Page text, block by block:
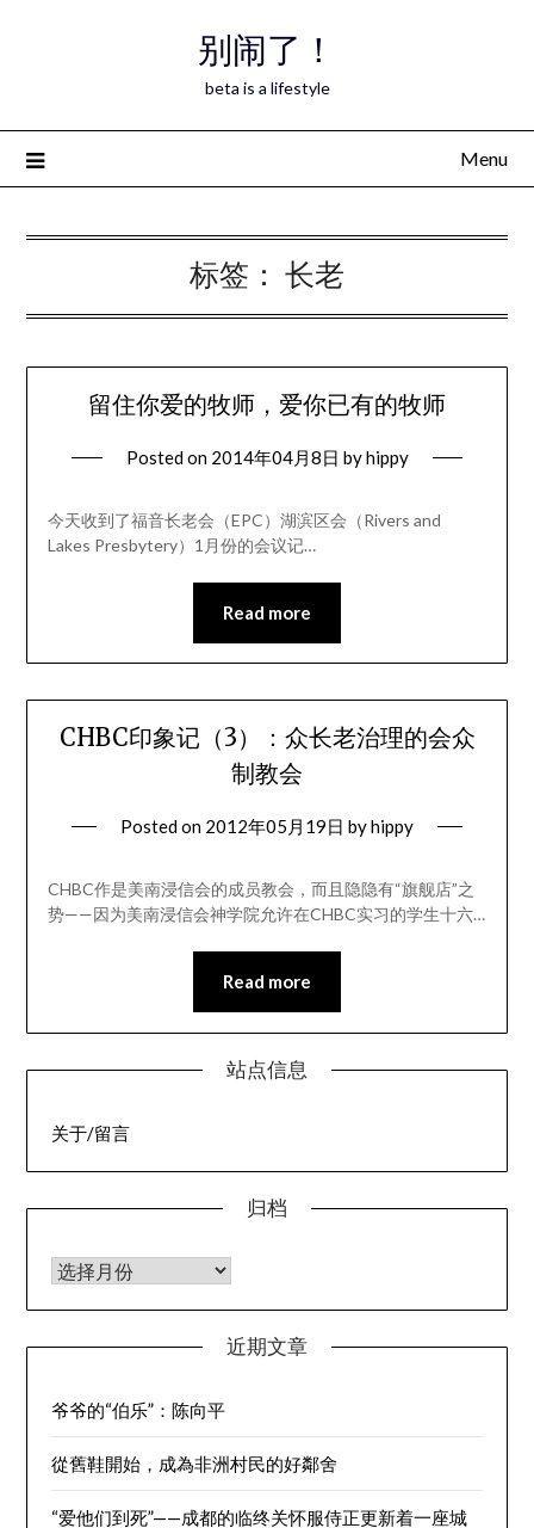
别闹了！
beta is a lifestyle
Menu
标签： 长老
留住你爱的牧师，爱你已有的牧师
Posted on 2014年04月8日 byhippy
今天收到了福音长老会（EPC）湖滨区会（Rivers and
Lakes Presbytery）1月份的会议记…
Read more
CHBC印象记（3）：众长老治理的会众
制教会
Posted on 2012年05月19日 byhippy
CHBC作是美南浸信会的成员教会，而且隐隐有“旗舰店”之
势——因为美南浸信会神学院允许在CHBC实习的学生十六…
Read more
站点信息
关于/留言
归档
归档
近期文章
爷爷的“伯乐”：陈向平
從舊鞋開始，成為非洲村民的好鄰舍
“爱他们到死”——成都的临终关怀服侍正更新着一座城